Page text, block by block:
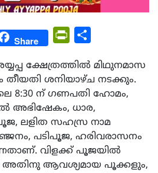
Share PrintFriendly
ക്ഷേത്രത്തിൽ മിഥുനമാസ
തീയതി ശനിയാഴ്ച നടക്കും.
8:30 ന് ഗണപതി ഹോമം,
അഭിഷേകം, ധാര,
പൂജ, ലളിത സഹസ്ര നാമ
പടിപൂജ, ഹരിവരാസനം
വിളക്ക് പൂജയിൽ
അതിനു ആവശ്യമായ പൂക്കളും,